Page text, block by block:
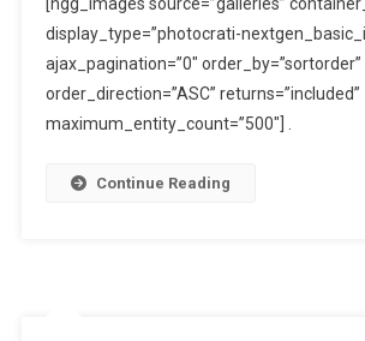
[ngg_images source=”galleries”
display_type=”photocrati-
ajax_pagination=”0″ order_by=”sortorder”
order_direction=”ASC” returns=”included”
maximum_entity_count=”500″] .
Continue Reading